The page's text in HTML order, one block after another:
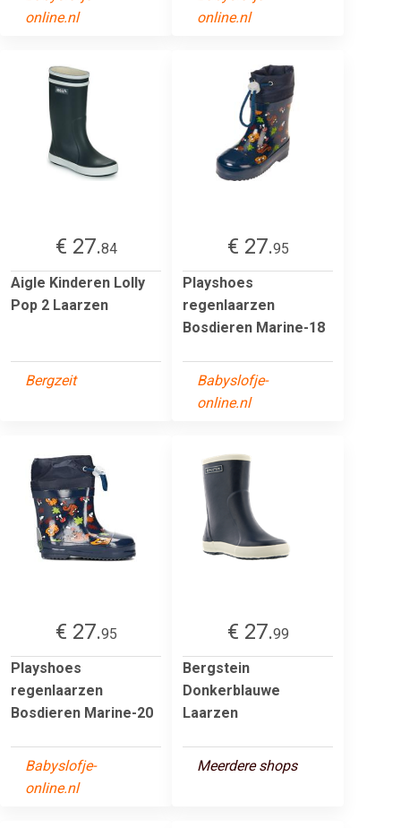
online.nl
online.nl
€ 27.84
Aigle Kinderen Lolly
Pop 2 Laarzen
Bergzeit
€ 27.95
Playshoes
regenlaarzen
Bosdieren Marine-18
Babyslofje-
online.nl
€ 27.95
Playshoes
regenlaarzen
Bosdieren Marine-20
Babyslofje-
online.nl
€ 27.99
Bergstein
Donkerblauwe
Laarzen
Meerdere shops